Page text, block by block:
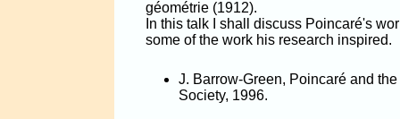
géométrie (1912).
In this talk I shall discuss Poincaré's
some of the work his research inspired.
J. Barrow-Green, Poincaré and
Society, 1996.